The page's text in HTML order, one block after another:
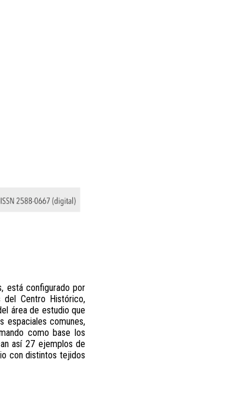
está configurado por
del Centro Histórico,
área de estudio que
espaciales comunes,
como base los
así 27 ejemplos de
con distintos tejidos